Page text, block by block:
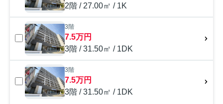
2階 / 27.00㎡ / 1K
3階
7.5万円
3階 / 31.50㎡ / 1DK
3階
7.5万円
3階 / 31.50㎡ / 1DK